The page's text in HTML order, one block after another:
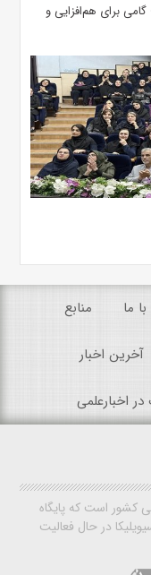
برای هم‌افزایی و
ما منابع
آخرین اخبار
در اخبارعلمی
کشور است که پایگاه
در حال فعالیت